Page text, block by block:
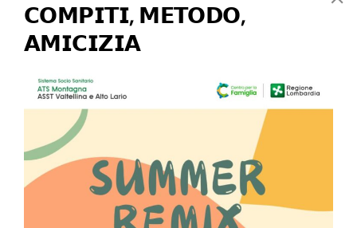
divertenti realizzati dal gruppo di cortometraggio
l’ultima novità è la divertentissima rubrica CDD CAFFE’.
In redazione abbiamo la nostra presentatrice Debora
con gli inviati Walter, Mattia, Damiano, dietro le quinti
Fabio e Gabriele per supporto tecnico ma non si tirano
indietro quando devo recitare in qualche schetch.
𝗖𝗢𝗠𝗣𝗜𝗧𝗜, 𝗠𝗘𝗧𝗢𝗗𝗢,
𝗔𝗠𝗜𝗖𝗜𝗭𝗜𝗔